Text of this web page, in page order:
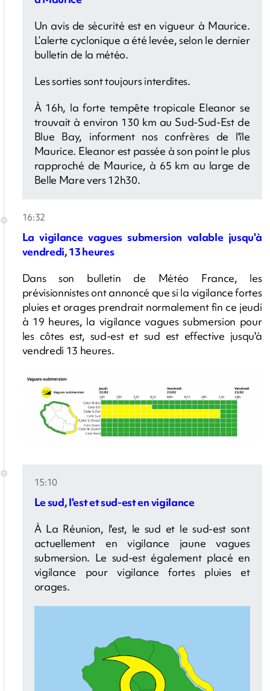
Un avis de sécurité est en vigueur à Maurice.
L’alerte cyclonique a été levée, selon le dernier
bulletin de la météo.
Les sorties sont toujours interdites.
À 16h, la forte tempête tropicale Eleanor se
trouvait à environ 130 km au Sud-Sud-Est de
Blue Bay, informent nos confrères de l'île
Maurice. Eleanor est passée à son point le plus
rapproché de Maurice, à 65 km au large de
Belle Mare vers 12h30.
16:32
La vigilance vagues submersion valable jusqu'à
vendredi, 13 heures
Dans son bulletin de Météo France, les
prévisionnistes ont annoncé que si la vigilance fortes
pluies et orages prendrait normalement fin ce jeudi
à 19 heures, la vigilance vagues submersion pour
les côtes est, sud-est et sud est effective jusqu'à
vendredi 13 heures.
15:10
Le sud, l'est et sud-est en vigilance
À La Réunion, l'est, le sud et le sud-est sont
actuellement en vigilance jaune vagues
submersion. Le sud-est également placé en
vigilance pour vigilance fortes pluies et
orages.